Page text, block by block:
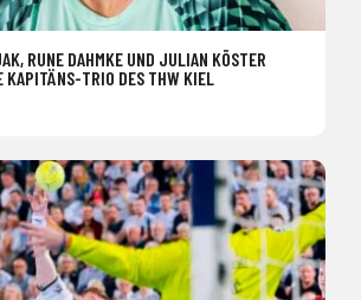
RUNE DAHMKE UND JULIAN KÖSTER
KAPITÄNS-TRIO DES THW KIEL